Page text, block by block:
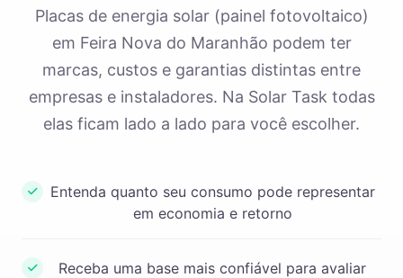
Placas de energia solar (painel fotovoltaico)
em Feira Nova do Maranhão podem ter
marcas, custos e garantias distintas entre
empresas e instaladores. Na Solar Task todas
elas ficam lado a lado para você escolher.
Entenda quanto seu consumo pode representar
em economia e retorno
Receba uma base mais confiável para avaliar